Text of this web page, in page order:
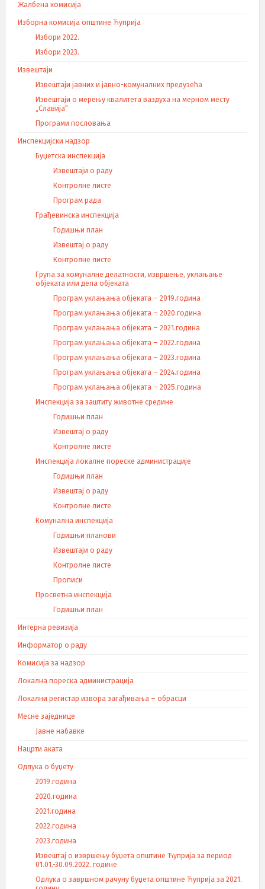
Жалбена комисија
Изборна комисија општине Ћуприја
Избори 2022.
Избори 2023.
Извештаји
Извештаји јавних и јавно-комуналних предузећа
Извештаји о мерењу квалитета ваздуха на мерном месту
„Славија“
Програми пословања
Инспекцијски надзор
Буџетска инспекција
Извештаји о раду
Контролне листе
Програм рада
Грађевинска инспекција
Годишњи план
Извештај о раду
Контролне листе
Група за комуналне делатности, извршење, уклањање
објеката или дела објеката
Програм уклањања објеката – 2019.година
Програм уклањања објеката – 2020.година
Програм уклањања објеката – 2021.година
Програм уклањања објеката – 2022.година
Програм уклањања објеката – 2023.година
Програм уклањања објеката – 2024.година
Програм уклањања објеката – 2025.година
Инспекција за заштиту животне средине
Годишњи план
Извештај о раду
Контролне листе
Инспекција локалне пореске администрације
Годишњи план
Извештај о раду
Контролне листе
Комунална инспекција
Годишњи планови
Извештаји о раду
Контролне листе
Прописи
Просветна инспекција
Годишњи план
Интерна ревизија
Информатор о раду
Комисија за надзор
Локална пореска администрација
Локални регистар извора загађивања – обрасци
Месне заједнице
Јавне набавке
Нацрти аката
Одлука о буџету
2019.година
2020.година
2021.година
2022.година
2023.година
Извештај о извршењу буџета општине Ћуприја за период
01.01.-30.09.2022. године
Одлука о завршном рачуну буџета општине Ћуприја за 2021.